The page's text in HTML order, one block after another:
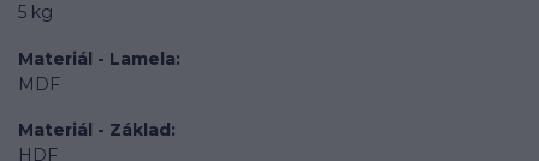
5 kg
Materiál - Lamela
MDF
Materiál - Základ
HDF